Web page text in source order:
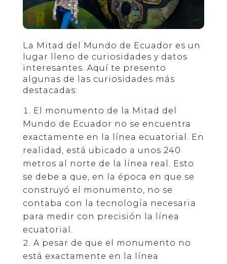
La Mitad del Mundo de Ecuador es un
lugar lleno de curiosidades y datos
interesantes. Aquí te presento
algunas de las curiosidades más
destacadas:
El monumento de la Mitad del
Mundo de Ecuador no se encuentra
exactamente en la línea ecuatorial. En
realidad, está ubicado a unos 240
metros al norte de la línea real. Esto
se debe a que, en la época en que se
construyó el monumento, no se
contaba con la tecnología necesaria
para medir con precisión la línea
ecuatorial.
A pesar de que el monumento no
está exactamente en la línea